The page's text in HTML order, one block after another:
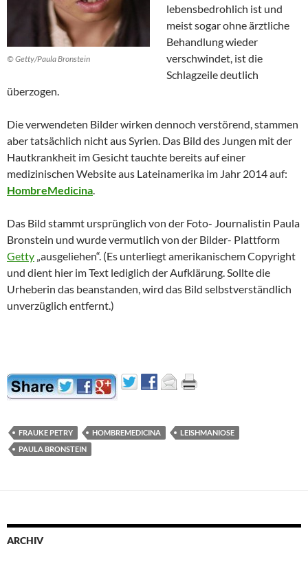
© Getty/Paula Bronstein
lebensbedrohlich ist und
meist sogar ohne ärztliche
Behandlung wieder
verschwindet, ist die
Schlagzeile deutlich
überzogen.
Die verwendeten Bilder wirken dennoch verstörend, stammen
aber tatsächlich nicht aus Syrien. Das Bild des Jungen mit der
Hautkrankheit im Gesicht tauchte bereits auf einer
medizinischen Website aus Lateinamerika im Jahr 2014 auf:
HombreMedicina.
Das Bild stammt ursprünglich von der Foto- Journalistin Paula
Bronstein und wurde vermutlich von der Bilder- Plattform
Getty „ausgeliehen“. (Es unterliegt amerikanischem Copyright
und dient hier im Text lediglich der Aufklärung. Sollte die
Urheberin das beanstanden, wird das Bild selbstverständlich
unverzüglich entfernt.)
FRAUKE PETRY HOMBREMEDICINA
LEISHMANIOSE
PAULA BRONSTEIN
ARCHIV